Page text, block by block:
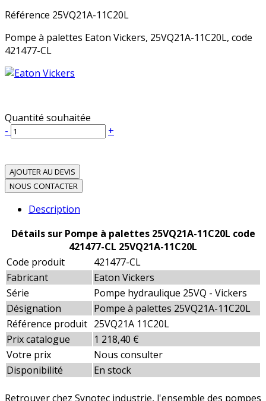
Référence 25VQ21A-11C20L
Pompe à palettes Eaton Vickers, 25VQ21A-11C20L, code
421477-CL
Quantité souhaitée
-
+
AJOUTER AU DEVIS
NOUS CONTACTER
Description
Détails sur Pompe à palettes 25VQ21A-11C20L code
421477-CL 25VQ21A-11C20L
Code produit
421477-CL
Fabricant
Eaton Vickers
Série
Pompe hydraulique 25VQ - Vickers
Désignation
Pompe à palettes 25VQ21A-11C20L
Référence produit 25VQ21A 11C20L
Prix catalogue
1 218,40 €
Votre prix
Nous consulter
Disponibilité
En stock
Retrouver chez Synotec industrie, l'ensemble des pompes